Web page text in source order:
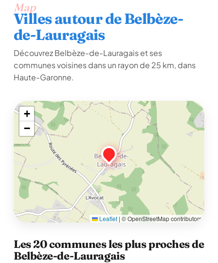
Map
Villes autour de Belbèze-
de-Lauragais
Découvrez Belbèze-de-Lauragais et ses
communes voisines dans un rayon de 25 km, dans
Haute-Garonne.
+
−
Leaflet | © OpenStreetMap contributors
Les 20 communes les plus proches de
Belbèze-de-Lauragais